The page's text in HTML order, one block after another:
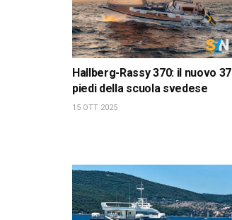
Hallberg-Rassy 370: il nuovo 37
piedi della scuola svedese
15 OTT 2025